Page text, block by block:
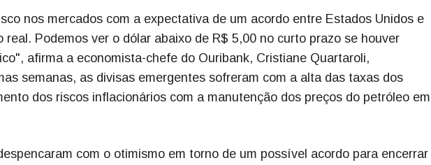
nos mercados com a expectativa de um acordo entre Estados Unidos e
real. Podemos ver o dólar abaixo de R$ 5,00 no curto prazo se houver
afirma a economista-chefe do Ouribank, Cristiane Quartaroli,
semanas, as divisas emergentes sofreram com a alta das taxas dos
dos riscos inflacionários com a manutenção dos preços do petróleo em
com o otimismo em torno de um possível acordo para encerrar